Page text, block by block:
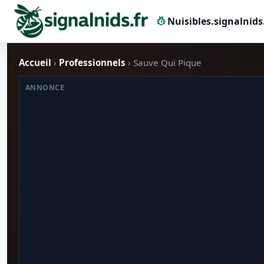
pest_control
Accueil › Professionnels › Sauve Qui Pique
ANNONCE